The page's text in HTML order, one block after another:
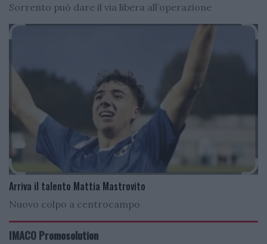
Sorrento può dare il via libera all’operazione
Arriva il talento Mattia Mastrovito
Nuovo colpo a centrocampo
IMACO Promosolution